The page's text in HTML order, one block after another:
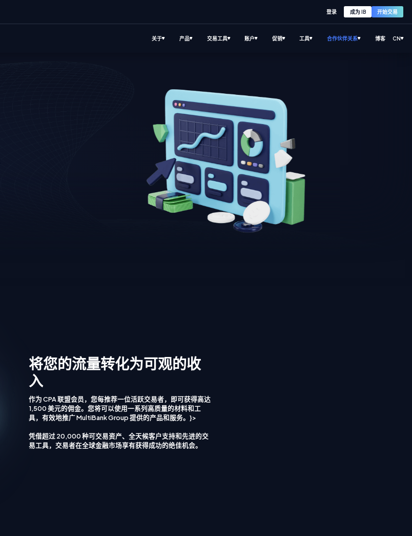
登录 成为 IB 开始交易
关于 产品 交易工具 账户 促销 工具 合作伙伴关系 博客 CN
将您的流量转化为可观的收
入
作为 CPA 联盟会员，您每推荐一位活跃交易者，即可获得高达
1,500 美元的佣金。您将可以使用一系列高质量的材料和工
具，有效地推广 MultiBank Group 提供的产品和服务。}>
凭借超过 20,000 种可交易资产、全天候客户支持和先进的交
易工具，交易者在全球金融市场享有获得成功的绝佳机会。